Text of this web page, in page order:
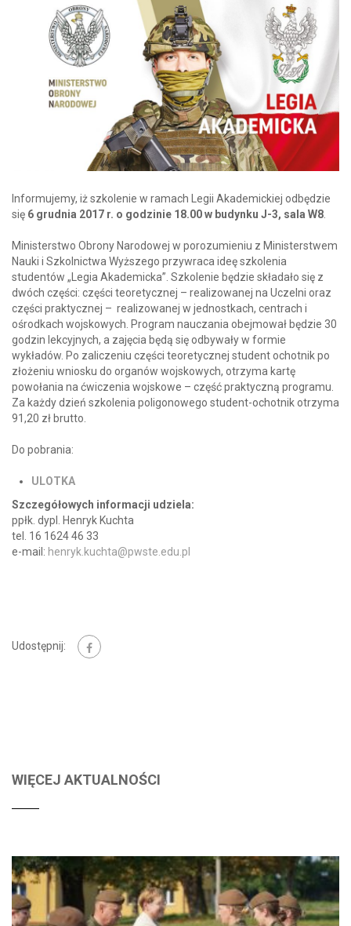
Informujemy, iż szkolenie w ramach Legii Akademickiej odbędzie
się 6 grudnia 2017 r. o godzinie 18.00 w budynku J-3, sala W8.
Ministerstwo Obrony Narodowej w porozumieniu z Ministerstwem
Nauki i Szkolnictwa Wyższego przywraca ideę szkolenia
studentów „Legia Akademicka”. Szkolenie będzie składało się z
dwóch części: części teoretycznej – realizowanej na Uczelni oraz
części praktycznej – realizowanej w jednostkach, centrach i
ośrodkach wojskowych. Program nauczania obejmował będzie 30
godzin lekcyjnych, a zajęcia będą się odbywały w formie
wykładów. Po zaliczeniu części teoretycznej student ochotnik po
złożeniu wniosku do organów wojskowych, otrzyma kartę
powołania na ćwiczenia wojskowe – część praktyczną programu.
Za każdy dzień szkolenia poligonowego student-ochotnik otrzyma
91,20 zł brutto.
Do pobrania:
ULOTKA
Szczegółowych informacji udziela:
ppłk. dypl. Henryk Kuchta
tel. 16 1624 46 33
e-mail: henryk.kuchta@pwste.edu.pl
Udostępnij:
WIĘCEJ AKTUALNOŚCI